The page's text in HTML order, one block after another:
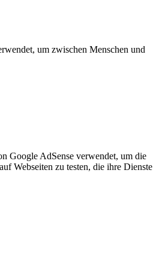
um zwischen Menschen und
Google AdSense verwendet, um die
Webseiten zu testen, die ihre Dienste